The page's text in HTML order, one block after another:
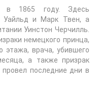
в 1865 году. Здесь
Уайльд и Марк Твен, а
Уинстон Черчилль.
немецкого принца,
этажа, врача, убившего
а также призрак
последние дни в